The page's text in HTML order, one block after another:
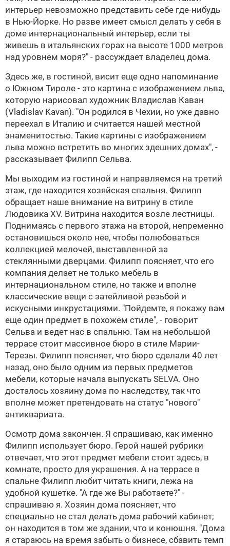
интерьер невозможно представить себе где-нибудь
в Нью-Йорке. Но разве имеет смысл делать у себя в
доме интернациональный интерьер, если ты
живешь в итальянских горах на высоте 1000 метров
над уровнем моря?" - рассуждает владелец дома.
Здесь же, в гостиной, висит еще одно напоминание
о Южном Тироле - это картина с изображением льва,
которую нарисовал художник Владислав Каван
(Vladislav Kavan). "Он родился в Чехии, но уже давно
переехал в Италию и считается нашей местной
знаменитостью. Такие картины с изображением
льва можно встретить во многих здешних домах", -
рассказывает Филипп Сельва.
Мы выходим из гостиной и направляемся на третий
этаж, где находится хозяйская спальня. Филипп
обращает наше внимание на витрину в стиле
Людовика XV. Витрина находится возле лестницы.
Поднимаясь с первого этажа на второй, непременно
остановишься около нее, чтобы полюбоваться
коллекцией мелочей, выставленной за
стеклянными дверцами. Филипп поясняет, что его
компания делает не только мебель в
интернациональном стиле, но также и вполне
классические вещи с затейливой резьбой и
искусными инкрустациями. "Пойдемте, я покажу вам
еще один предмет в похожем стиле", - говорит
Сельва и ведет нас в спальню. Там на небольшой
террасе стоит массивное бюро в стиле Марии-
Терезы. Филипп поясняет, что бюро сделали 40 лет
назад, оно было одним из первых предметов
мебели, которые начала выпускать SELVA. Оно
досталось хозяину дома по наследству, так что
вполне может претендовать на статус "нового"
антиквариата.
Осмотр дома закончен. Я спрашиваю, как именно
Филипп использует бюро. Герой нашей рубрики
отвечает, что этот предмет мебели стоит здесь, в
комнате, просто для украшения. А на террасе в
спальне Филипп любит читать книги, лежа на
удобной кушетке. "А где же Вы работаете?" -
спрашиваю я. Хозяин дома поясняет, что
специально не стал делать дома рабочий кабинет;
он находится в том же здании, что и конюшня. "Дома
я стараюсь на время забыть о бизнесе, сбавить темп